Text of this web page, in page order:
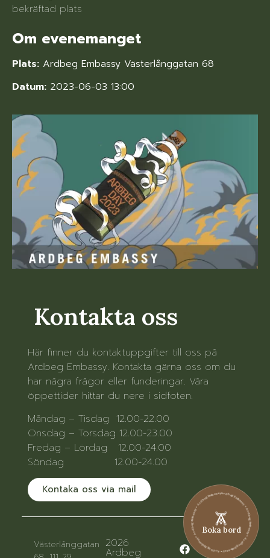
bekräftad plats
Om evenemanget
Plats: Ardbeg Embassy Västerlånggatan 68
Datum: 2023-06-03 13:00
Ardbeg Embassy • Ardbeg Embassy • Ardbeg Embassy • Ardbeg Embassy • Ardbeg Embassy • Ardbeg Embassy
Boka bord
Kontakta oss
Här finner du kontaktuppgifter till oss på
Ardbeg Embassy. Kontakta gärna oss om du
har några frågor eller funderingar. Våra
öppettider hittar du nere i sidfoten.
Måndag – Tisdag 12.00-22.00
Onsdag – Torsdag 12.00-23.00
Fredag – Lördag 12.00-24.00
Söndag 12.00-24.00
Kontaka oss via mail
Västerlånggatan 2026
Ardbeg